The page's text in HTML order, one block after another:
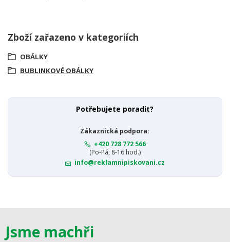
Zboží zařazeno v kategoriích
OBÁLKY
BUBLINKOVÉ OBÁLKY
Potřebujete poradit?
Zákaznická podpora:
+420 728 772 566
(Po-Pá, 8-16 hod.)
info@reklamnipiskovani.cz
Jsme machři